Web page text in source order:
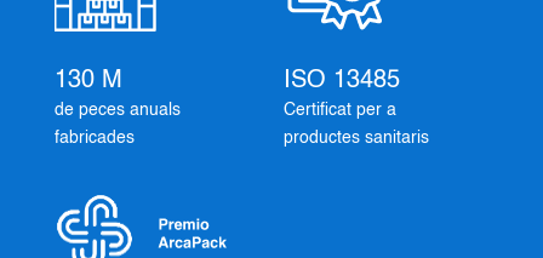
130 M
de peces anuals
fabricades
ISO 13485
Certificat per a
productes sanitaris